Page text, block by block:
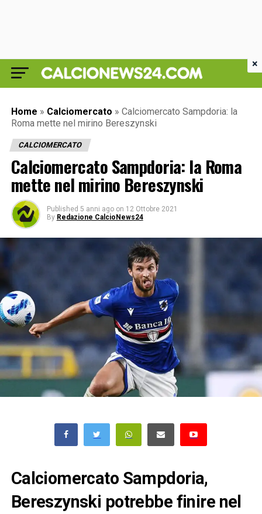
Home » Calciomercato » Calciomercato Sampdoria: la
Roma mette nel mirino Bereszynski
CALCIOMERCATO
Calciomercato Sampdoria: la Roma
mette nel mirino Bereszynski
Published 5 anni ago on 12 Ottobre 2021
By Redazione CalcioNews24
Calciomercato Sampdoria,
Bereszynski potrebbe finire nel
×